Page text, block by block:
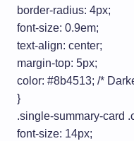
border-radius: 4px;
font-size: 0.9em;
text-align: center;
margin-top: 5px;
color: #8b4513; /*
}
.single-summary-card
font-size: 14px;